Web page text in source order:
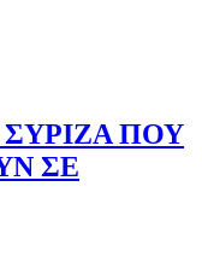
ΣΥΡΙΖΑ ΠΟΥ
ΣΕ